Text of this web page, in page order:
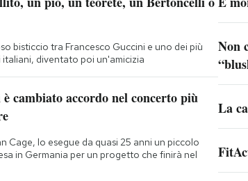
bisticcio tra Francesco Guccini e uno dei più
italiani, diventato poi un'amicizia
cambiato accordo nel concerto più
Cage, lo esegue da quasi 25 anni un piccolo
in Germania per un progetto che finirà nel
Non
La